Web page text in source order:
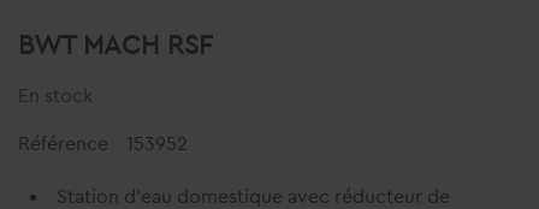
BWT MACH RSF
En stock
Référence
153952
Station d'eau domestique avec réducteur de